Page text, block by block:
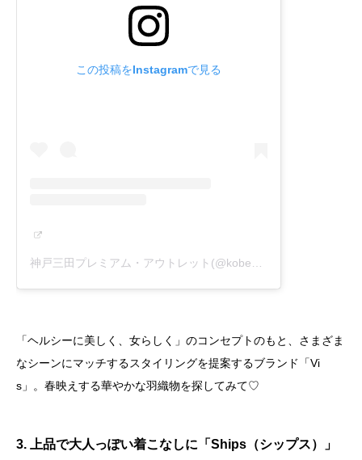
この投稿をInstagramで見る
「ヘルシーに美しく、女らしく」のコンセプトのもと、さまざま
なシーンにマッチするスタイリングを提案するブランド「Vi
s」。春映えする華やかな羽織物を探してみて♡
3. 上品で大人っぽい着こなしに「Ships（シップス）」